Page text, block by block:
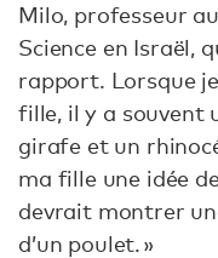
Milo, professeur
Science en Israël,
rapport. Lorsque
fille, il y a souvent
girafe et un
ma fille une idée
devrait montrer
d’un poulet. »